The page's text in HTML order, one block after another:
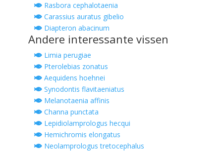
Rasbora cephalotaenia
Carassius auratus gibelio
Diapteron abacinum
Andere interessante vissen
Limia perugiae
Pterolebias zonatus
Aequidens hoehnei
Synodontis flavitaeniatus
Melanotaenia affinis
Channa punctata
Lepidiolamprologus hecqui
Hemichromis elongatus
Neolamprologus tretocephalus